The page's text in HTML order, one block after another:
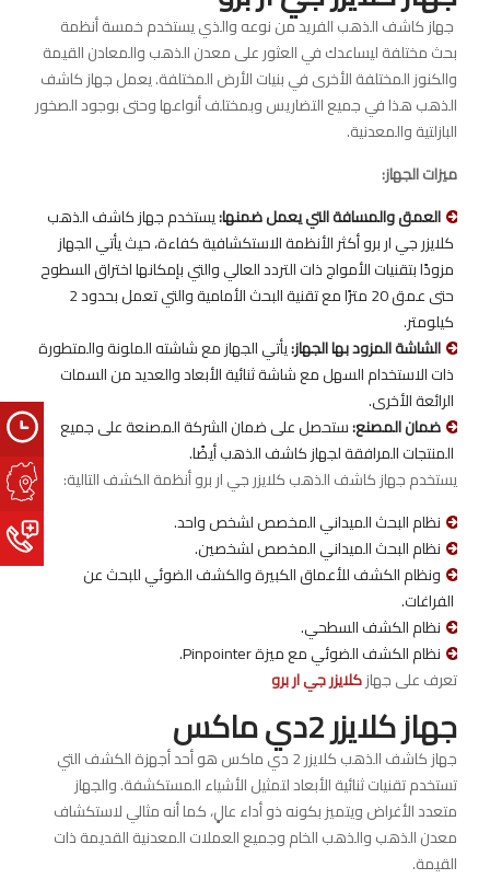
جهاز كاشف الذهب الفريد من نوعه والذي يستخدم خمسة أنظمة
بحث مختلفة ليساعدك في العثور على معدن الذهب والمعادن القيمة
والكنوز المختلفة الأخرى في بنيات الأرض المختلفة. يعمل جهاز كاشف
الذهب هذا في جميع التضاريس وبمختلف أنواعها وحتى بوجود الصخور
البازلتية والمعدنية.
ميزات الجهاز:
العمق والمسافة التي يعمل ضمنها:يستخدم جهاز كاشف الذهب
كلايزر جي ار برو أكثر الأنظمة الاستكشافية كفاءة، حيث يأتي الجهاز
مزودًا بتقنيات الأمواج ذات التردد العالي والتي بإمكانها اختراق السطوح
حتى عمق 20 مترًا مع تقنية البحث الأمامية والتي تعمل بحدود 2
كيلومتر.
الشاشة المزود بها الجهاز:يأتي الجهاز مع شاشته الملونة والمتطورة
ذات الاستخدام السهل مع شاشة ثنائية الأبعاد والعديد من السمات
الرائعة الأخرى.
ضمان المصنع:ستحصل على ضمان الشركة المصنعة على جميع
المنتجات المرافقة لجهاز كاشف الذهب أيضًا.
يستخدم جهاز كاشف الذهب كلايزر جي ار برو أنظمة الكشف التالية:
نظام البحث الميداني المخصص لشخص واحد.
نظام البحث الميداني المخصص لشخصين.
ونظام الكشف للأعماق الكبيرة والكشف الضوئي للبحث عن
الفراغات.
نظام الكشف السطحي.
نظام الكشف الضوئي مع ميزة Pinpointer.
تعرف على جهازكلايزر جي ار برو
جهاز كلايزر 2دي ماكس
جهاز كاشف الذهب كلايزر 2 دي ماكس هو أحد أجهزة الكشف التي
تستخدم تقنيات ثنائية الأبعاد لتمثيل الأشياء المستكشفة. والجهاز
متعدد الأغراض ويتميز بكونه ذو أداء عالٍ، كما أنه مثالي لاستكشاف
معدن الذهب والذهب الخام وجميع العملات المعدنية القديمة ذات
القيمة.